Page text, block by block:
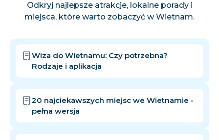
Odkryj najlepsze atrakcje, lokalne porady i
miejsca, które warto zobaczyć w Wietnam.
Wiza do Wietnamu: Czy potrzebna?
Rodzaje i aplikacja
20 najciekawszych miejsc we Wietnamie -
pełna wersja